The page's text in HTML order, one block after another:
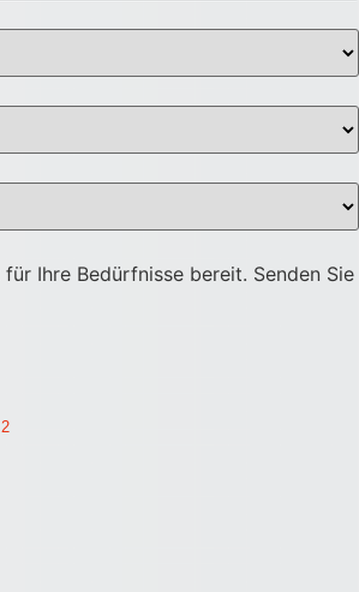
Ihre Bedürfnisse bereit. Senden Sie